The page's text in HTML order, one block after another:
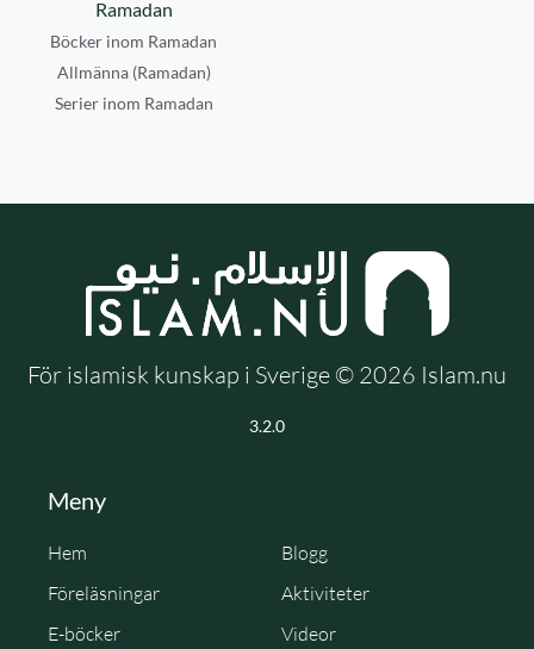
Ramadan
Böcker inom Ramadan
Allmänna (Ramadan)
Serier inom Ramadan
För islamisk kunskap i Sverige © 2026 Islam.nu
3.2.0
Meny
Hem
Blogg
Föreläsningar
Aktiviteter
E-böcker
Videor